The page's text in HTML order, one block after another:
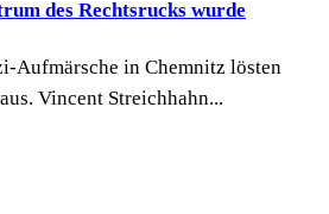
des Rechtsrucks wurde
Aufmärsche in Chemnitz lösten
Vincent Streichhahn...